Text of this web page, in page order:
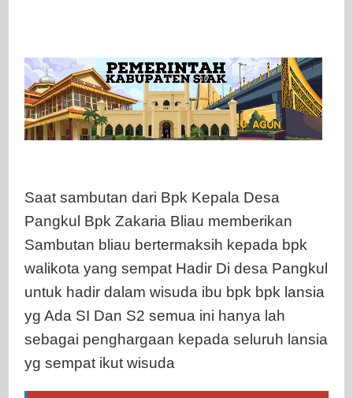
Saat sambutan dari Bpk Kepala Desa
Pangkul Bpk Zakaria Bliau memberikan
Sambutan bliau bertermaksih kepada bpk
walikota yang sempat Hadir Di desa Pangkul
untuk hadir dalam wisuda ibu bpk bpk lansia
yg Ada SI Dan S2 semua ini hanya lah
sebagai penghargaan kepada seluruh lansia
yg sempat ikut wisuda